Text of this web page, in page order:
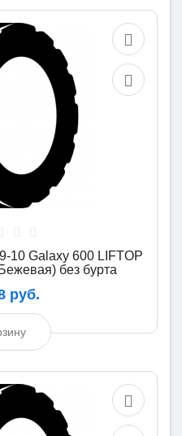
10 Galaxy 600 LIFTOP
без бурта
руб.